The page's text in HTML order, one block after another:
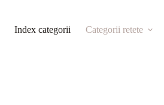
Index categorii Categorii retete